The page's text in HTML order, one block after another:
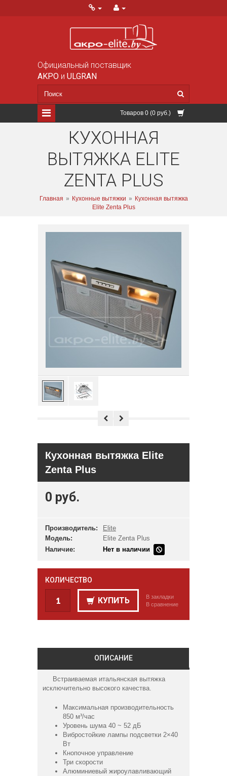
Официальный поставщик
AKPO и ULGRAN
Товаров 0 (0 руб.)
КУХОННАЯ
ВЫТЯЖКА ELITE
ZENTA PLUS
Главная » Кухонные вытяжки » Кухонная вытяжка
Elite Zenta Plus
Кухонная вытяжка Elite
Zenta Plus
0 руб.
Производитель:
Elite
Модель:
Elite Zenta Plus
Наличие:
Нет в наличии
КОЛИЧЕСТВО
КУПИТЬ
В закладки
В сравнение
ОПИСАНИЕ
Встраиваемая итальянская вытяжка
исключительно высокого качества.
Максимальная производительность
850 м³/час
Уровень шума 40 ~ 52 дБ
Вибростойкие лампы подсветки 2×40
Вт
Кнопочное управление
Три скорости
Алюминиевый жироулавливающий